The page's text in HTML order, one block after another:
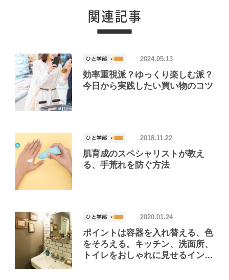
効率重視派？ゆっくり楽しむ派？
今日から実践したい買い物のコツ
2024.05.13
肌育成のスペシャリストが教え
る、手荒れを防ぐ方法
2018.11.22
ポイントは容器を入れ替える、色
をそろえる。キッチン、洗面所、
トイレをおしゃれに見せるインテ
2020.01.24